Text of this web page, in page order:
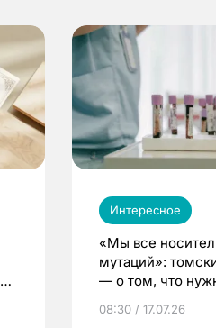
Интересное
«Мы все
мутаций»:
— о том, что
08:30 / 17.07.26